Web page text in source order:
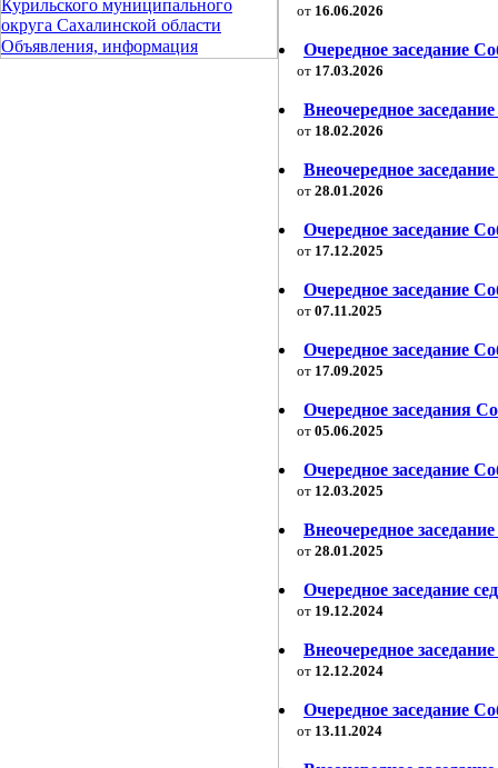
Курильского муниципального
округа Сахалинской области
Объявления, информация
от 16.06.2026
Очередное заседание
от 17.03.2026
Внеочередное
от 18.02.2026
Внеочередное
от 28.01.2026
Очередное заседание
от 17.12.2025
Очередное заседание
от 07.11.2025
Очередное заседание
от 17.09.2025
Очередное заседания
от 05.06.2025
Очередное заседание
от 12.03.2025
Внеочередное
от 28.01.2025
Очередное заседание
от 19.12.2024
Внеочередное
от 12.12.2024
Очередное заседание
от 13.11.2024